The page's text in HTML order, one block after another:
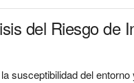
del Riesgo de
susceptibilidad del